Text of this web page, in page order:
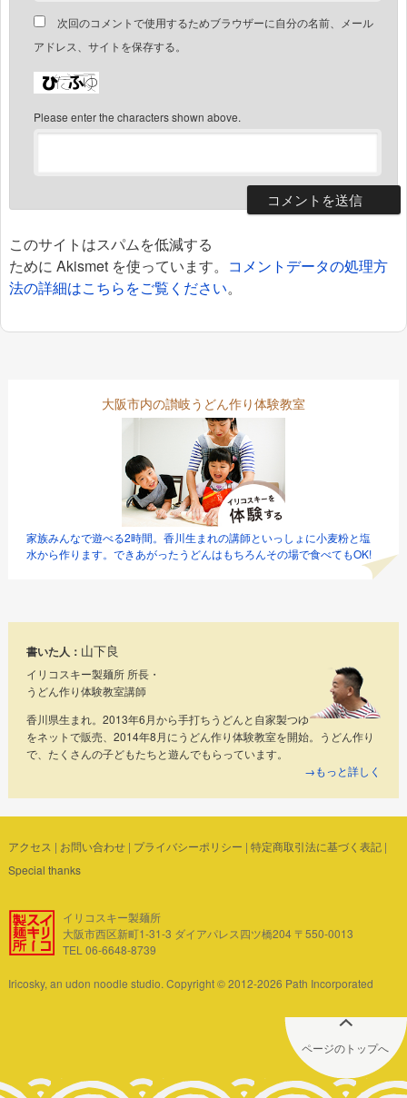
次回のコメントで使用するためブラウザーに自分の名前、メール
アドレス、サイトを保存する。
Please enter the characters shown above.
このサイトはスパムを低減する
ために Akismet を使っています。 コメントデータの処理方
法の詳細はこちらをご覧ください。
大阪市内の讃岐うどん作り体験教室
家族みんなで遊べる2時間。香川生まれの講師といっしょに小麦粉と塩
水から作ります。できあがったうどんはもちろんその場で食べてもOK!
書いた人： 山下良
イリコスキー製麺所 所長・
うどん作り体験教室講師
香川県生まれ。2013年6月から手打ちうどんと自家製つゆ
をネットで販売、2014年8月にうどん作り体験教室を開始。うどん作り
で、たくさんの子どもたちと遊んでもらっています。
→もっと詳しく
アクセス | お問い合わせ| プライバシーポリシー | 特定商取引法に基づく表記|
Special thanks
イリコスキー製麺所
大阪市西区新町1-31-3 ダイアパレス四ツ橋204 〒550-0013
TEL 06-6648-8739
Iricosky, an udon noodle studio. Copyright © 2012-2026 Path Incorporated
ページのトップへ